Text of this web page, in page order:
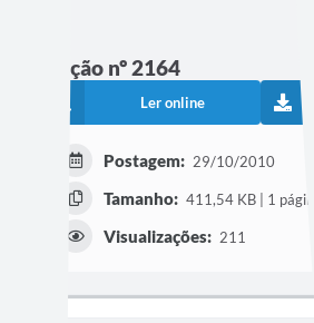
Edição nº 2164
Ler online
Postagem: 29/10/2010
Tamanho: 411,54 KB | 1 página
Visualizações: 211